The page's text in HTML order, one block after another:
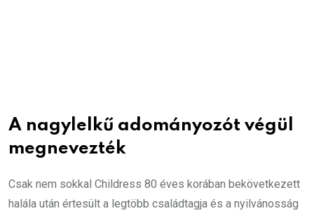
A nagylelkű adományozót végül
megnevezték
Csak nem sokkal Childress 80 éves korában bekövetkezett
halála után értesült a legtöbb családtagja és a nyilvánosság